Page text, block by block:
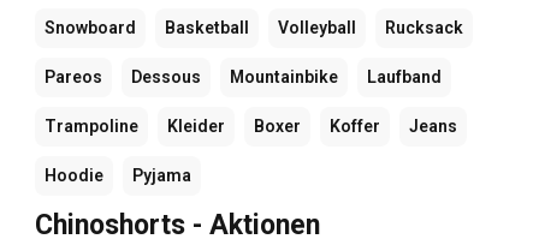
Snowboard Basketball Volleyball Rucksack
Pareos Dessous Mountainbike Laufband
Trampoline Kleider Boxer Koffer Jeans
Hoodie Pyjama
Chinoshorts - Aktionen